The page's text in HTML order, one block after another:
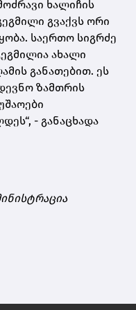
ხალიჩის
გვაქვს ორი
საერთო სიგრძე
ახალი
განათებით. ეს
ზამთრის
- განაცხადა